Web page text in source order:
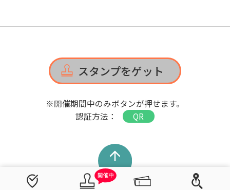
スタンプをゲット
※開催期間中のみボタンが押せます。
認証方法：
QR